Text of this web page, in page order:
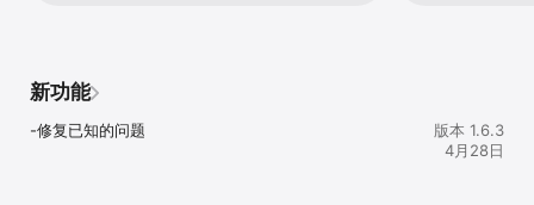
新功能
-修复已知的问题
版本 1.6.3
4月28日